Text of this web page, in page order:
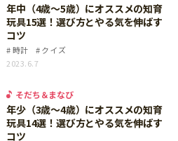
年中（4歳～5歳）にオススメの知育
玩具15選！選び方とやる気を伸ばす
コツ
時計
クイズ
2023.6.7
そだち＆まなび
年少（3歳～4歳）にオススメの知育
玩具14選！選び方とやる気を伸ばす
コツ